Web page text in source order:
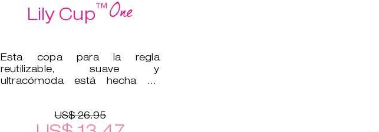
Lily Cup™One
Esta copa para la regla
reutilizable, suave y
ultracómoda está hecha de
US$ 26.95